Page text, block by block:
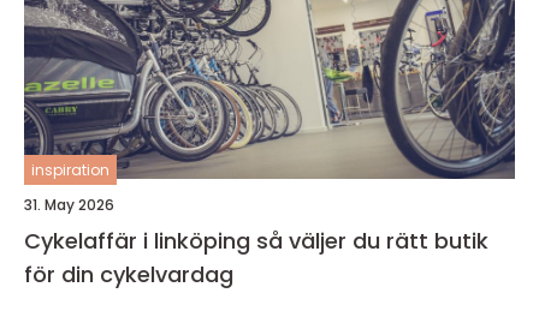
inspiration
31. May 2026
Cykelaffär i linköping så väljer du rätt butik
för din cykelvardag